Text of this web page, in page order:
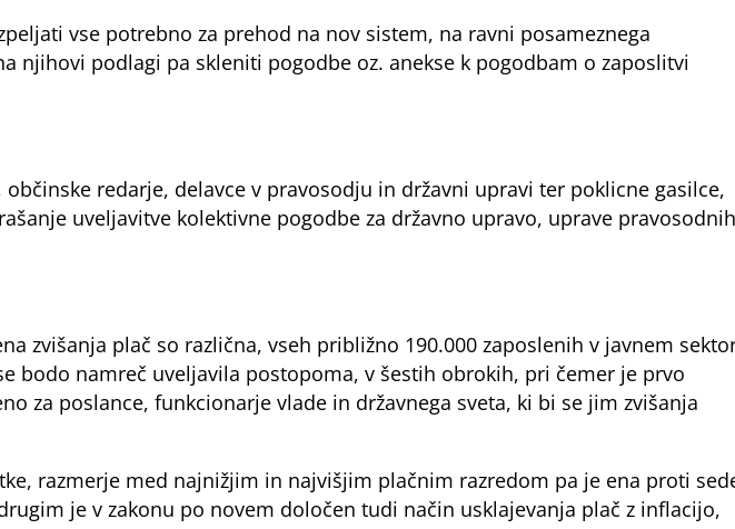
vse potrebno za prehod na nov sistem, na ravni posameznega
njihovi podlagi pa skleniti pogodbe oz. anekse k pogodbam o zaposlitvi
redarje, delavce v pravosodju in državni upravi ter poklicne gasilce,
uveljavitve kolektivne pogodbe za državno upravo, uprave pravosodnih
zvišanja plač so različna, vseh približno 190.000 zaposlenih v javnem
bodo namreč uveljavila postopoma, v šestih obrokih, pri čemer je prvo
za poslance, funkcionarje vlade in državnega sveta, ki bi se jim zvišanja
razmerje med najnižjim in najvišjim plačnim razredom pa je ena proti
je v zakonu po novem določen tudi način usklajevanja plač z inflacijo,